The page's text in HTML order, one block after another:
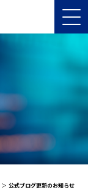
公式ブログ更新のお知らせ